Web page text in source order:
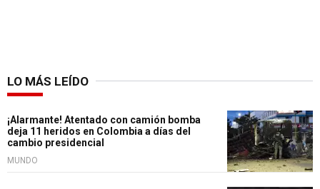
LO MÁS LEÍDO
¡Alarmante! Atentado con camión bomba
deja 11 heridos en Colombia a días del
cambio presidencial
MUNDO